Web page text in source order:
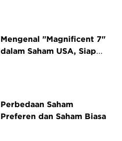
Mengenal "Magnificent 7"
dalam Saham USA, Siapa
Perbedaan Saham
Preferen dan Saham Biasa